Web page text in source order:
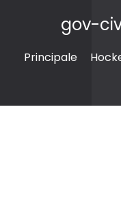
gov-
Principale